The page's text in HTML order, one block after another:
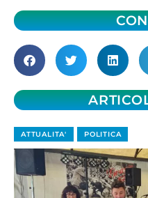
ATTUALITA' POLITICA